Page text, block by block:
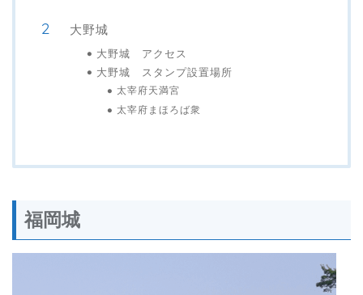
大野城
大野城 アクセス
大野城 スタンプ設置場所
太宰府天満宮
太宰府まほろば衆
福岡城